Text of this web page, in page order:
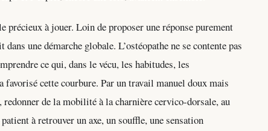
précieux à jouer. Loin de proposer une réponse purement
une démarche globale. L’ostéopathe ne se contente pas
ce qui, dans le vécu, les habitudes, les
favorisé cette courbure. Par un travail manuel doux mais
de la mobilité à la charnière cervico-dorsale, au
à retrouver un axe, un souffle, une sensation